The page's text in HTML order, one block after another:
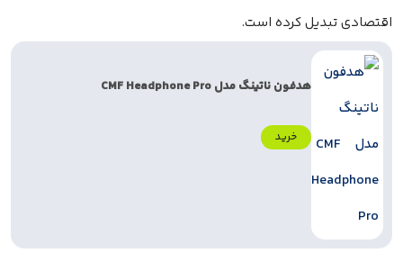
اقتصادی تبدیل کرده است.
هدفون ناتینگ مدل CMF Headphone Pro
خرید